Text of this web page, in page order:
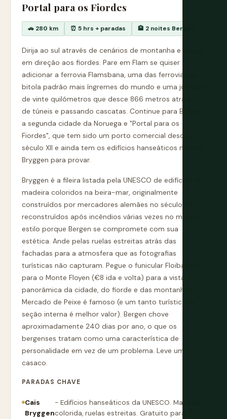
Portal para os Fiordes
🚗 280 km ⏰ 5 hrs + paradas 🏨 2 noites Bergen
Dirija ao sul através de cenários de montanha e desça
em direção aos fiordes. Pare em Flam se quiser
adicionar a ferrovia Flamsbana, uma das ferrovias de
bitola padrão mais íngremes do mundo e uma jornada
de vinte quilómetros que desce 866 metros através
de túneis e passando cascatas. Continue para Bergen,
a segunda cidade da Noruega e "Portal para os
Fiordes", que tem sido um porto comercial desde o
século XII e ainda tem os edifícios hanseáticos no cais
Bryggen para provar.
Bryggen é a fileira listada pela UNESCO de edifícios de
madeira coloridos na beira-mar, originalmente
construídos por mercadores alemães no século XIV e
reconstruídos após incêndios várias vezes no mesmo
estilo porque Bergen se compromete com sua
estética. Ande pelas ruelas estreitas atrás das
fachadas para a atmosfera que as fotografias
turísticas não capturam. Pegue o funicular Floibanen
para o Monte Floyen (€8 ida e volta) para a vista
panorâmica da cidade, do fiorde e das montanhas. O
Mercado de Peixe é famoso (e um tanto turístico; a
seção interna é melhor valor). Bergen chove
aproximadamente 240 dias por ano, o que os
bergenses tratam como uma característica de
personalidade em vez de um problema. Leve um
casaco.
PARADAS CHAVE
Cais
Bryggen
- Edifícios hanseáticos da UNESCO. Madeira
colorida, ruelas estreitas. Gratuito para